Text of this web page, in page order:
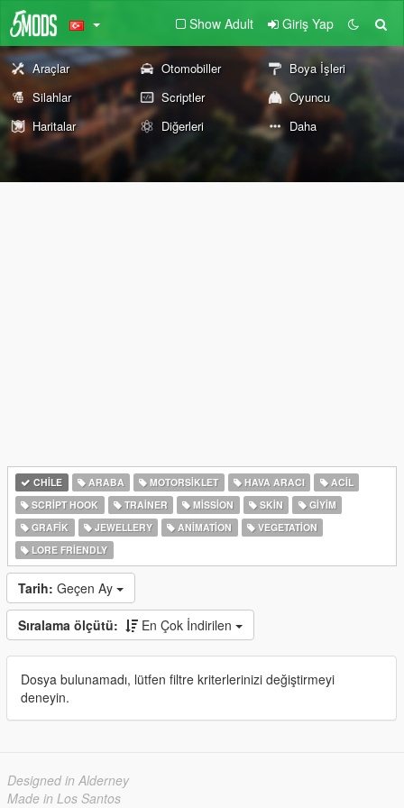
Show Adult Giriş Yap
Araçlar Otomobiller
Boya İşleri
Silahlar
Scriptler
Oyuncu
Haritalar
Diğerleri Daha
CHILE ARABA MOTORSIKLET HAVA ARACI
ACIL
SCRIPT HOOK
TRAINER MISSION SKIN
GIYIM
GRAFIK
JEWELLERY ANIMATION
VEGETATION
LORE FRIENDLY
Tarih: Geçen Ay
Sıralama ölçütü: En Çok İndirilen
Dosya bulunamadı, lütfen filtre kriterlerinizi değiştirmeyi
deneyin.
Designed in Alderney
Made in Los Santos